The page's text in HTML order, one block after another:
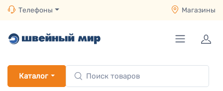
Телефоны Магазины
Каталог